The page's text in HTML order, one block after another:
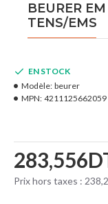
BEURER
TENS/EMS
Prix hors taxes :
EN STOCK
Modèle: beurer
MPN: 4211125662059